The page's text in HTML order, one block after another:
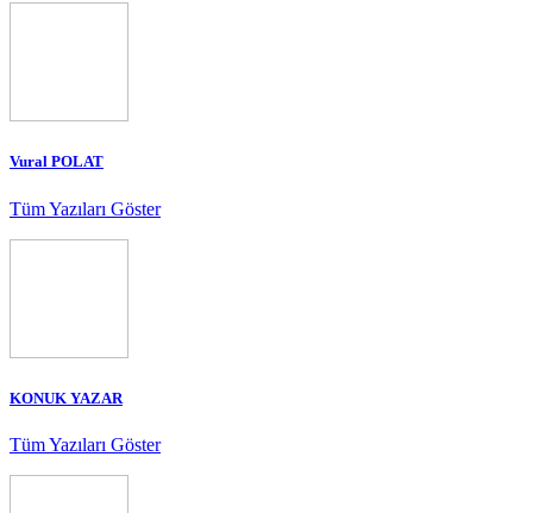
Vural POLAT
Tüm Yazıları Göster
KONUK YAZAR
Tüm Yazıları Göster